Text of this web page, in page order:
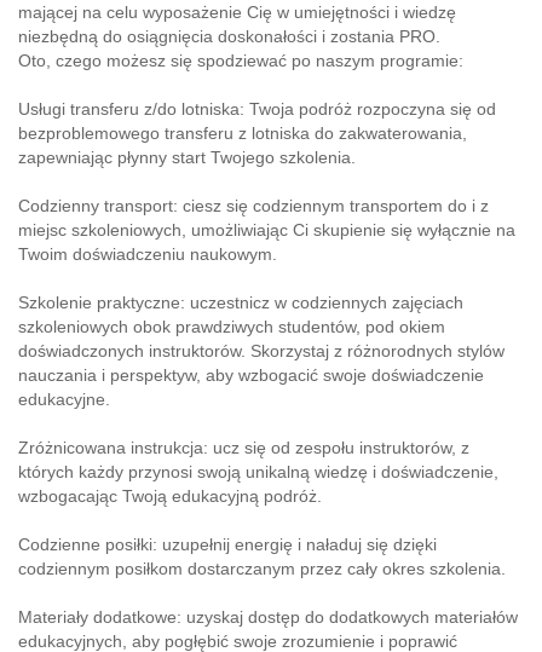
mającej na celu wyposażenie Cię w umiejętności i wiedzę
niezbędną do osiągnięcia doskonałości i zostania PRO.
Oto, czego możesz się spodziewać po naszym programie:
Usługi transferu z/do lotniska: Twoja podróż rozpoczyna się od
bezproblemowego transferu z lotniska do zakwaterowania,
zapewniając płynny start Twojego szkolenia.
Codzienny transport: ciesz się codziennym transportem do i z
miejsc szkoleniowych, umożliwiając Ci skupienie się wyłącznie na
Twoim doświadczeniu naukowym.
Szkolenie praktyczne: uczestnicz w codziennych zajęciach
szkoleniowych obok prawdziwych studentów, pod okiem
doświadczonych instruktorów. Skorzystaj z różnorodnych stylów
nauczania i perspektyw, aby wzbogacić swoje doświadczenie
edukacyjne.
Zróżnicowana instrukcja: ucz się od zespołu instruktorów, z
których każdy przynosi swoją unikalną wiedzę i doświadczenie,
wzbogacając Twoją edukacyjną podróż.
Codzienne posiłki: uzupełnij energię i naładuj się dzięki
codziennym posiłkom dostarczanym przez cały okres szkolenia.
Materiały dodatkowe: uzyskaj dostęp do dodatkowych materiałów
edukacyjnych, aby pogłębić swoje zrozumienie i poprawić